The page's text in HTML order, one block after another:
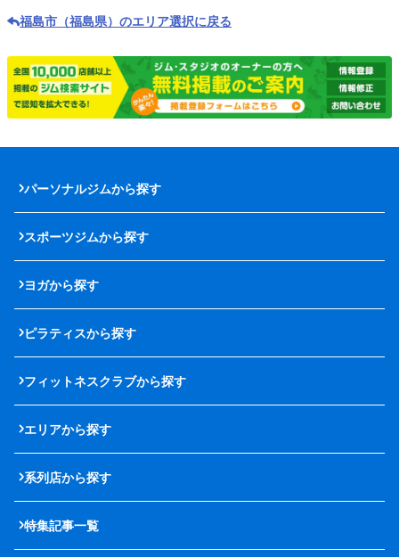
福島市（福島県）のエリア選択に戻る
パーソナルジムから探す
スポーツジムから探す
ヨガから探す
ピラティスから探す
フィットネスクラブから探す
エリアから探す
系列店から探す
特集記事一覧